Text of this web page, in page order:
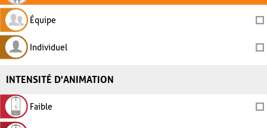
Équipe
Individuel
INTENSITÉ D'ANIMATION
Faible